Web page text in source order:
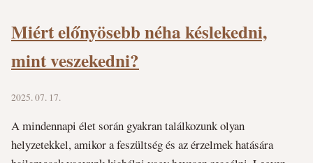
Miért előnyösebb néha késlekedni,
mint veszekedni?
2025. 07. 17.
A mindennapi élet során gyakran találkozunk olyan
helyzetekkel, amikor a feszültség és az érzelmek hatására